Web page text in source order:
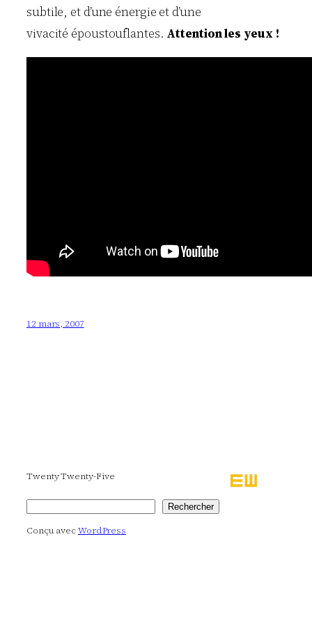
subtile, et d’une énergie et d’une
vivacité époustouflantes. Attention les yeux !
12 mars, 2007
Twenty Twenty-Five
Rechercher Rechercher
Conçu avecWordPress